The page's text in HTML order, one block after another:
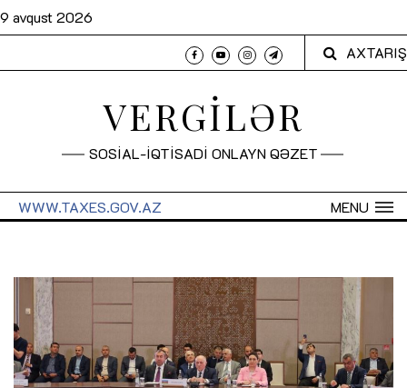
9 avqust 2026
AXTARIŞ
VERGİLƏR
SOSİAL-İQTİSADİ ONLAYN QƏZET
MENU
WWW.TAXES.GOV.AZ